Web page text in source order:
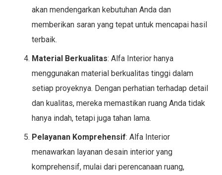
akan mendengarkan kebutuhan Anda dan
memberikan saran yang tepat untuk mencapai hasil
terbaik.
Material Berkualitas: Alfa Interior hanya
menggunakan material berkualitas tinggi dalam
setiap proyeknya. Dengan perhatian terhadap detail
dan kualitas, mereka memastikan ruang Anda tidak
hanya indah, tetapi juga tahan lama.
Pelayanan Komprehensif: Alfa Interior
menawarkan layanan desain interior yang
komprehensif, mulai dari perencanaan ruang,